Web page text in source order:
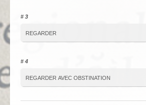
# 3
regarder
# 4
regarder avec obstination